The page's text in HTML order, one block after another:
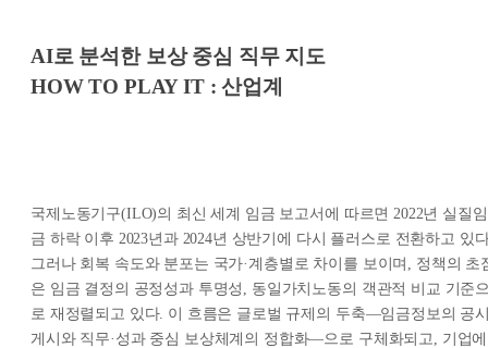
AI로 분석한 보상 중심 직무 지도
HOW TO PLAY IT : 산업계
국제노동기구(ILO)의 최신 세계 임금 보고서에 따르면 2022년 실질임
금 하락 이후 2023년과 2024년 상반기에 다시 플러스로 전환하고 있
그러나 회복 속도와 분포는 국가·계층별로 차이를 보이며, 정책의 초
은 임금 결정의 공정성과 투명성, 동일가치노동의 객관적 비교 기준
로 재정렬되고 있다. 이 흐름은 글로벌 규제의 두축—임금정보의 공
게시와 직무·성과 중심 보상체계의 정합화—으로 구체화되고, 기업에